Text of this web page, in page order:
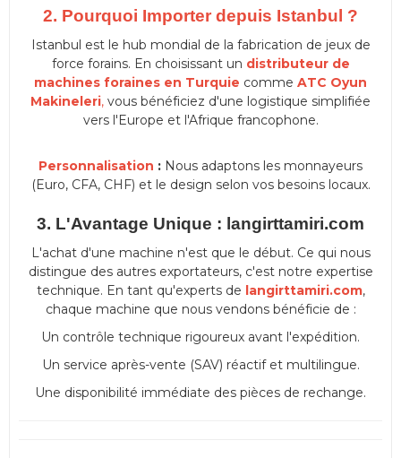
2. Pourquoi Importer depuis Istanbul ?
Istanbul est le hub mondial de la fabrication de jeux de
force forains. En choisissant un distributeur de
machines foraines en Turquie comme ATC Oyun
Makineleri, vous bénéficiez d'une logistique simplifiée
vers l'Europe et l'Afrique francophone.
Personnalisation : Nous adaptons les monnayeurs
(Euro, CFA, CHF) et le design selon vos besoins locaux.
3. L'Avantage Unique : langirttamiri.com
L'achat d'une machine n'est que le début. Ce qui nous
distingue des autres exportateurs, c'est notre expertise
technique. En tant qu'experts de langirttamiri.com,
chaque machine que nous vendons bénéficie de :
Un contrôle technique rigoureux avant l'expédition.
Un service après-vente (SAV) réactif et multilingue.
Une disponibilité immédiate des pièces de rechange.